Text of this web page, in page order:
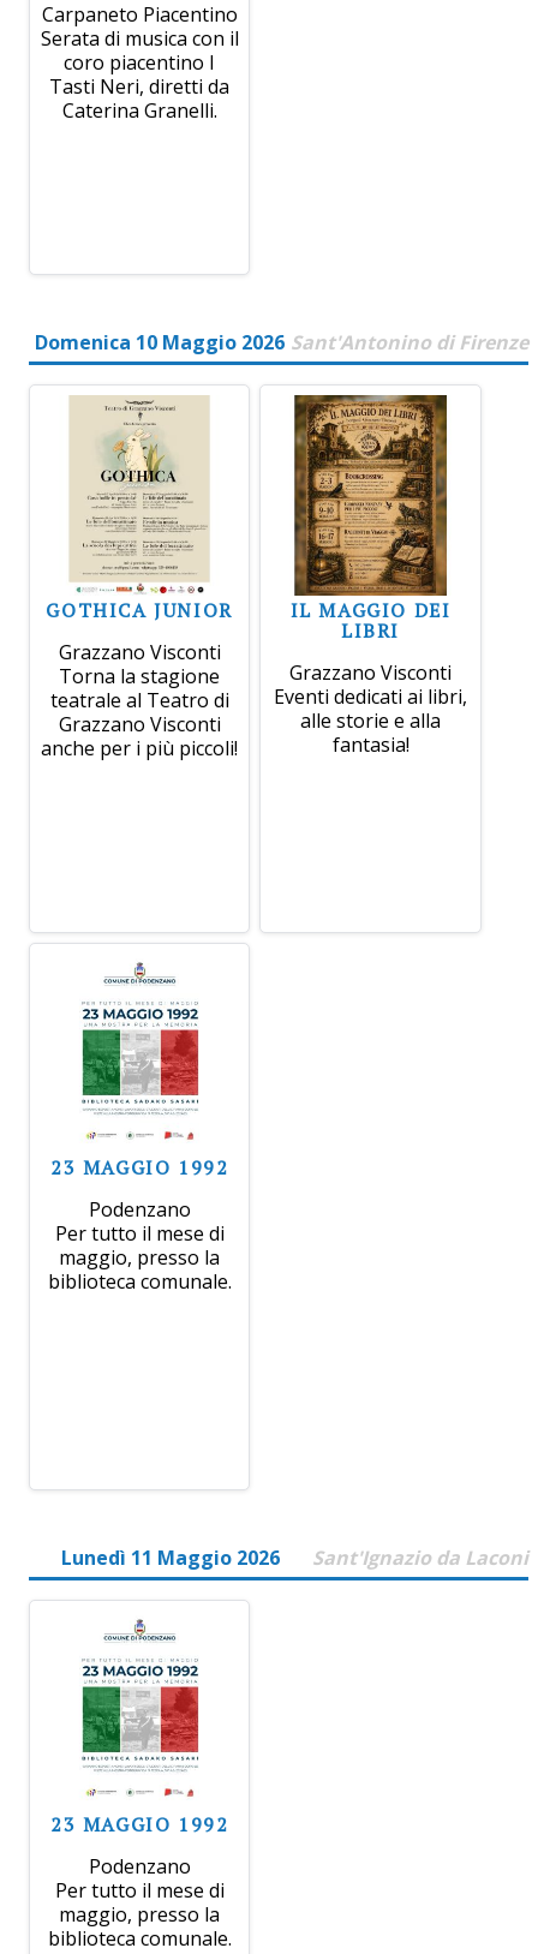
Carpaneto Piacentino
Serata di musica con il
coro piacentino I
Tasti Neri, diretti da
Caterina Granelli.
Domenica 10 Maggio 2026 Sant'Antonino di Firenze
GOTHICA JUNIOR
Grazzano Visconti
Torna la stagione
teatrale al Teatro di
Grazzano Visconti
anche per i più piccoli!
IL MAGGIO DEI
LIBRI
Grazzano Visconti
Eventi dedicati ai libri,
alle storie e alla
fantasia!
23 MAGGIO 1992
Podenzano
Per tutto il mese di
maggio, presso la
biblioteca comunale.
Lunedì 11 Maggio 2026 Sant'Ignazio da Laconi
23 MAGGIO 1992
Podenzano
Per tutto il mese di
maggio, presso la
biblioteca comunale.